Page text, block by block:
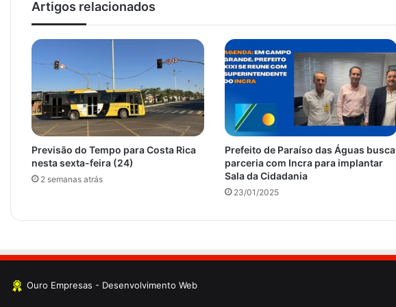
Artigos relacionados
Previsão do Tempo para Costa Rica
nesta sexta-feira (24)
2 semanas atrás
Prefeito de Paraíso das Águas busca
parceria com Incra para implantar
Sala da Cidadania
23/01/2025
Ouro Empresas - Desenvolvimento Web